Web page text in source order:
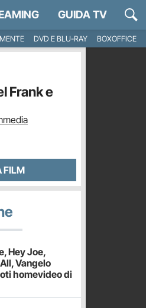
GUIDA TV
DVD E BLU-RAY
BOXOFFICE
Frank e
FILM
Hey Joe,
Vangelo
homevideo di